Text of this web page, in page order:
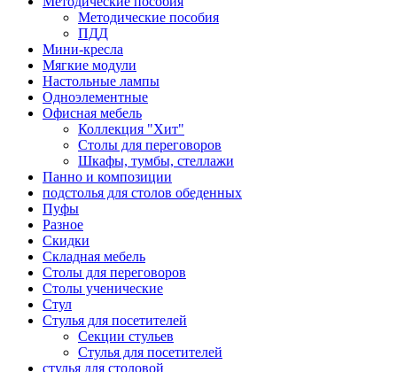
Методические пособия
ПДД
Мини-кресла
Мягкие модули
Настольные лампы
Одноэлементные
Офисная мебель
Коллекция "Хит"
Столы для переговоров
Шкафы, тумбы, стеллажи
Панно и композиции
подстолья для столов обеденных
Пуфы
Разное
Скидки
Складная мебель
Столы для переговоров
Столы ученические
Стул
Стулья для посетителей
Секции стульев
Стулья для посетителей
стулья для столовой